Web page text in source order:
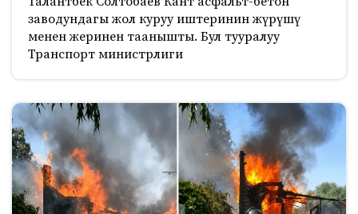
заводундагы жол куруу иштеринин жүрүшү
менен жеринен таанышты. Бул тууралуу
Транспорт министрлиги